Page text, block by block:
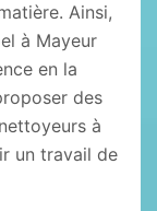
Ainsi,
à Mayeur
en la
des
à
un travail de